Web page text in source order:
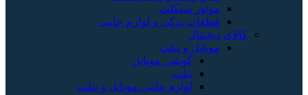
موتور سیکلت
قطعات یدکی و لوازم جانبی
کالای دیجیتال
موبایل و تبلت
گوشی موبایل
تبلت
لوازم جانبی موبایل و تبلت